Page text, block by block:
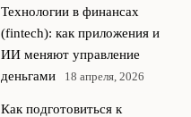
Технологии в финансах
(fintech): как приложения и
ИИ меняют управление
деньгами
18 апреля, 2026
Как подготовиться к